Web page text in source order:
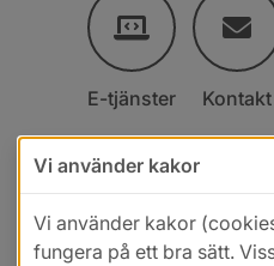
E-tjänster Kontakt
Vi använder kakor
Vi använder kakor
fungera på ett bra sätt.